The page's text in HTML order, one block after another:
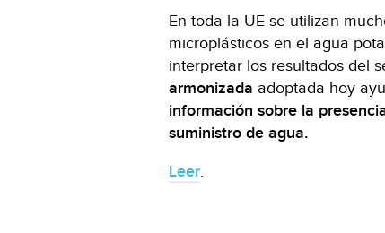
En toda la UE se utilizan
microplásticos en el agua
interpretar los resultados del
armonizada adoptada hoy
información sobre la
suministro de agua.
Leer.